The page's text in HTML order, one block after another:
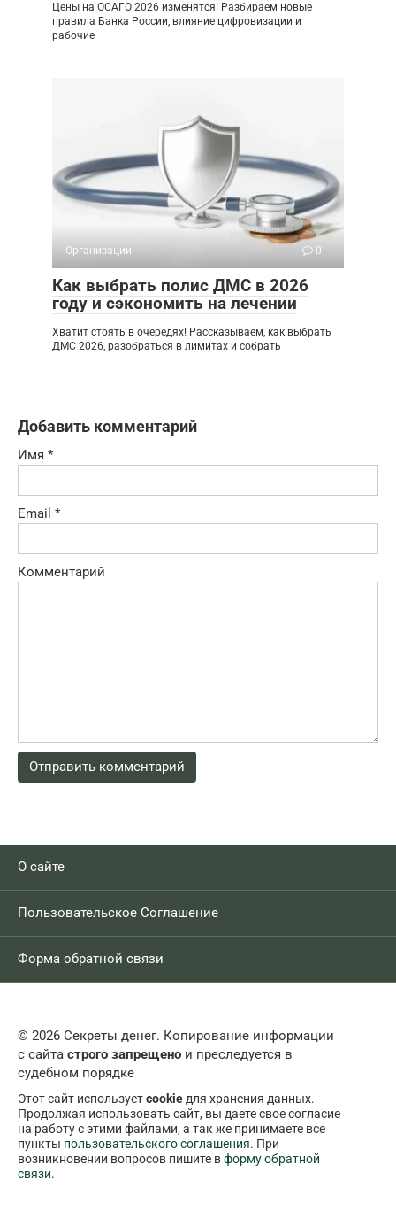
Цены на ОСАГО 2026 изменятся! Разбираем новые
правила Банка России, влияние цифровизации и
рабочие
Организации 0
Как выбрать полис ДМС в 2026
году и сэкономить на лечении
Хватит стоять в очередях! Рассказываем, как выбрать
ДМС 2026, разобраться в лимитах и собрать
Добавить комментарий
Имя *
Email *
Комментарий
О сайте
Пользовательское Соглашение
Форма обратной связи
© 2026 Секреты денег. Копирование информации
с сайта строго запрещено и преследуется в
судебном порядке
Этот сайт используетcookieдля хранения данных.
Продолжая использовать сайт, вы даете свое согласие
на работу с этими файлами, а так же принимаете все
пункты пользовательского соглашения. При
возникновении вопросов пишите вформу обратной
связи.